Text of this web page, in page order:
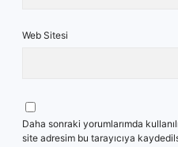
Web Sitesi
Daha sonraki yorumlarımda
site adresim bu tarayıcıya